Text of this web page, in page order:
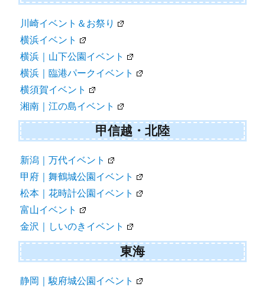
川崎イベント＆お祭り
横浜イベント
横浜｜山下公園イベント
横浜｜臨港パークイベント
横須賀イベント
湘南｜江の島イベント
甲信越・北陸
新潟｜万代イベント
甲府｜舞鶴城公園イベント
松本｜花時計公園イベント
富山イベント
金沢｜しいのきイベント
東海
静岡｜駿府城公園イベント